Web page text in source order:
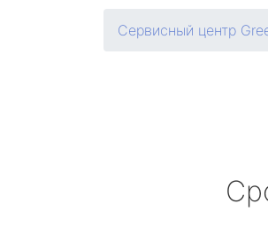
Сервисный центр